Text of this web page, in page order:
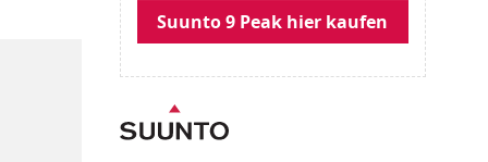
Suunto 9 Peak hier kaufen